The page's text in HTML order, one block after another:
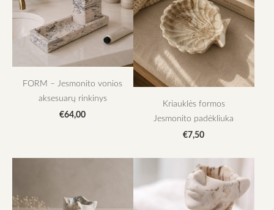
FORM – Jesmonito vonios
aksesuarų rinkinys
€64,00
Kriauklės formos
Jesmonito padėkliuka
€7,50